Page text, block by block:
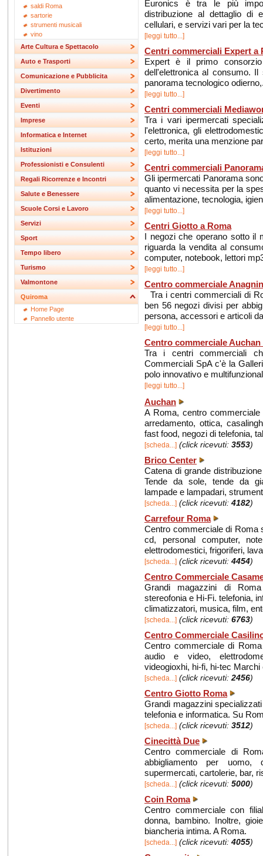
saldi Roma
sartorie
strumenti musicali
vino
Arte Cultura e Spettacolo
Auto e Trasporti
Comunicazione e Pubblicita
Divertimento
Eventi
Imprese
Informatica e Internet
Istituzioni
Professionisti e Consulenti
Regali Ricorrenze e Incontri
Salute e Benessere
Scuole Corsi e Lavoro
Servizi
Sport
Tempo libero
Turismo
Valmontone
Quiroma
Home Page
Pannello utente
Euronics è tra le più
distribuzione al dettaglio di
cellulari, e servizi vari per la
[leggi tutto...]
Centri commerciali Expert a
Expert è il primo
dell'elettronica al consumo.
panorama tecnologico
[leggi tutto...]
Centri commerciali
Tra i vari ipermercati
l'elettronica, gli
certo, merita una menzione
[leggi tutto...]
Centri commerciali
Gli ipermercati Panorama
quanto vi necessita per la
alimentazione, tecnologia,
[leggi tutto...]
Centri Giotto a Roma
I negozi che operano sotto il
riguarda la vendita al
computer, notebook, lettori
[leggi tutto...]
Centro commerciale
Tra i centri commerciali di
ben 56 negozi divisi per
persona, accessori e articoli
[leggi tutto...]
Centro commerciale
Tra i centri commerciali
Commerciali SpA c'è la
polo innovativo e
[leggi tutto...]
Auchan
A Roma, centro
arredamento, ottica,
fast food, negozi di telefonia,
[scheda...] (click ricevuti: 3553)
Brico Center
Catena di grande
Tende da sole, tende da
lampade e lampadari,
[scheda...] (click ricevuti: 4182)
Carrefour Roma
Centro commerciale di Roma
cd, personal computer,
elettrodomestici, frigoriferi,
[scheda...] (click ricevuti: 4454)
Centro Commerciale
Grandi magazzini di
stereofonia e Hi-Fi. telefonia,
climatizzatori, musica, film,
[scheda...] (click ricevuti: 6763)
Centro Commerciale
Centro commerciale di
audio e video,
videogioxhi, hi-fi, hi-tec
[scheda...] (click ricevuti: 2456)
Centro Giotto Roma
Grandi magazzini
telefonia e informatica. Su
[scheda...] (click ricevuti: 3512)
Cinecittà Due
Centro commerciale di
abbigliamento per uomo,
supermercati, cartolerie, bar,
[scheda...] (click ricevuti: 5000)
Coin Roma
Centro commerciale con
donna, bambino. Inoltre,
biancheria intima. A Roma.
[scheda...] (click ricevuti: 4055)